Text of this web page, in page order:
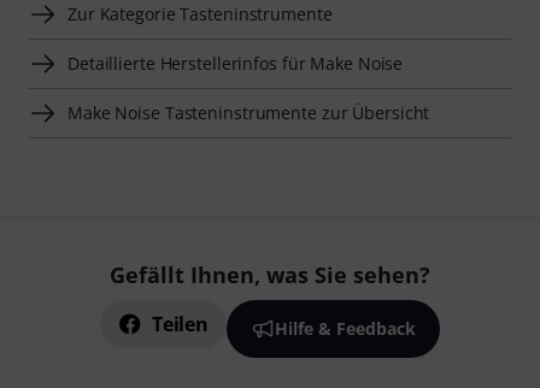
Zur Kategorie Tasteninstrumente
Detaillierte Herstellerinfos für Make Noise
Make Noise Tasteninstrumente zur Übersicht
Gefällt Ihnen, was Sie sehen?
Teilen Hilfe & Feedback